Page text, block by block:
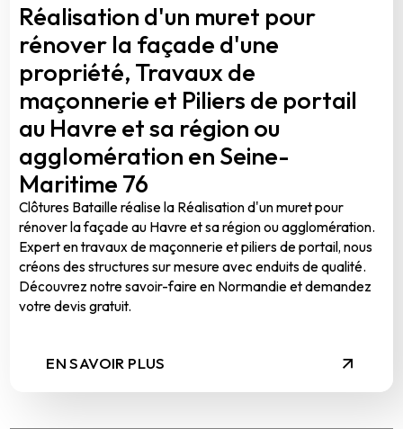
Réalisation d'un muret pour
rénover la façade d'une
propriété, Travaux de
maçonnerie et Piliers de portail
au Havre et sa région ou
agglomération en Seine-
Maritime 76
Clôtures Bataille réalise la Réalisation d'un muret pour
rénover la façade au Havre et sa région ou agglomération.
Expert en travaux de maçonnerie et piliers de portail, nous
créons des structures sur mesure avec enduits de qualité.
Découvrez notre savoir-faire en Normandie et demandez
votre devis gratuit.
EN SAVOIR PLUS